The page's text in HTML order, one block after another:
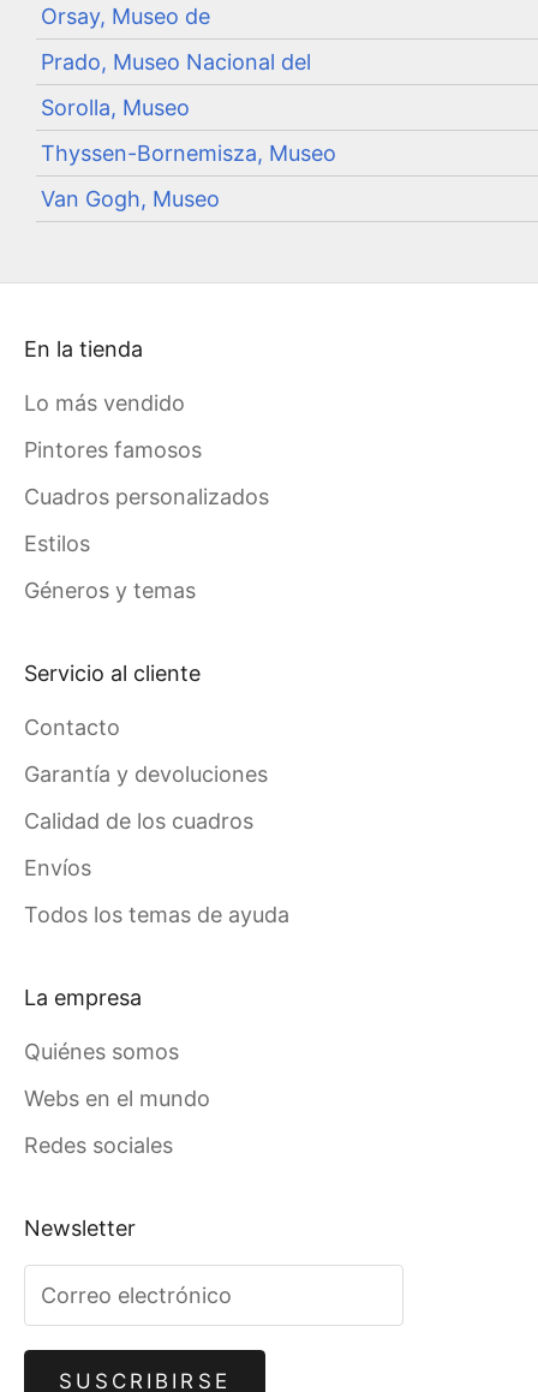
Orsay, Museo de
Prado, Museo Nacional del
Sorolla, Museo
Thyssen-Bornemisza, Museo
Van Gogh, Museo
En la tienda
Lo más vendido
Pintores famosos
Cuadros personalizados
Estilos
Géneros y temas
Servicio al cliente
Contacto
Garantía y devoluciones
Calidad de los cuadros
Envíos
Todos los temas de ayuda
La empresa
Quiénes somos
Webs en el mundo
Redes sociales
Newsletter
SUSCRIBIRSE